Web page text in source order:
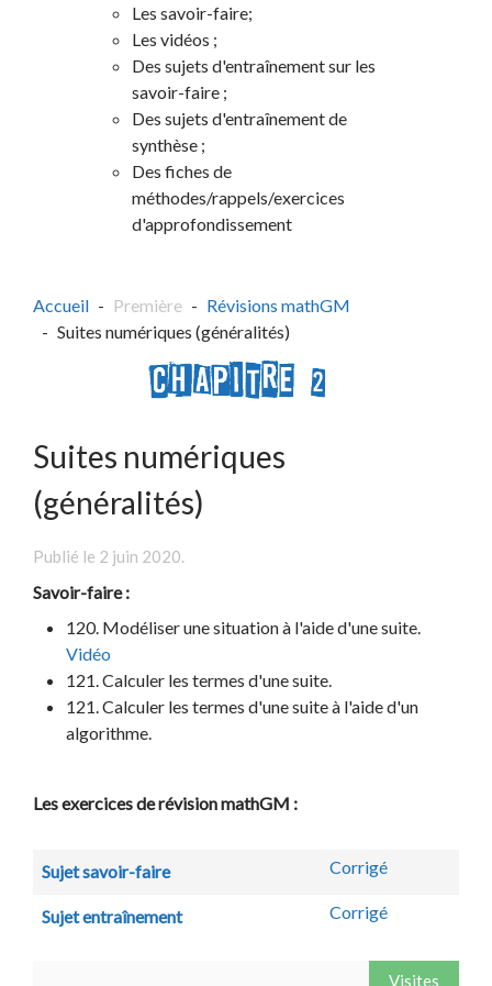
Les savoir-faire;
Les vidéos ;
Des sujets d'entraînement sur les
savoir-faire ;
Des sujets d'entraînement de
synthèse ;
Des fiches de
méthodes/rappels/exercices
d'approfondissement
Accueil Première
Révisions mathGM
Suites numériques (généralités)
Suites numériques
(généralités)
Publié le 2 juin 2020.
Savoir-faire :
120. Modéliser une situation à l'aide d'une suite.
Vidéo
121. Calculer les termes d'une suite.
121. Calculer les termes d'une suite à l'aide d'un
algorithme.
Les exercices de révision mathGM :
Sujet savoir-faire Corrigé
Sujet entraînement Corrigé
Visites